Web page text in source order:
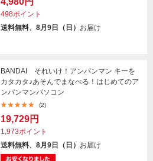
498ポイント
送料無料、8月9日（日） お届け
BANDAI それいけ！アンパンマン キーを
カタカタ♪あそんでまなべる！はじめてのア
ンパンマンパソコン
(2)
19,729円
1,973ポイント
送料無料、8月9日（日） お届け